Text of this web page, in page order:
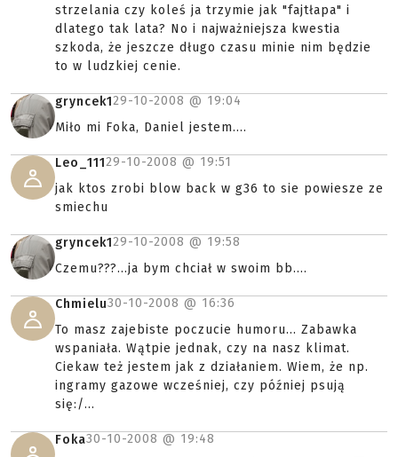
strzelania czy koleś ja trzymie jak "fajtłapa" i
dlatego tak lata? No i najważniejsza kwestia
szkoda, że jeszcze długo czasu minie nim będzie
to w ludzkiej cenie.
gryncek129-10-2008 @ 19:04
Miło mi Foka, Daniel jestem....
Leo_11129-10-2008 @ 19:51
jak ktos zrobi blow back w g36 to sie powiesze ze
smiechu
gryncek129-10-2008 @ 19:58
Czemu???...ja bym chciał w swoim bb....
Chmielu30-10-2008 @ 16:36
To masz zajebiste poczucie humoru... Zabawka
wspaniała. Wątpie jednak, czy na nasz klimat.
Ciekaw też jestem jak z działaniem. Wiem, że np.
ingramy gazowe wcześniej, czy później psują
się:/...
Foka30-10-2008 @ 19:48